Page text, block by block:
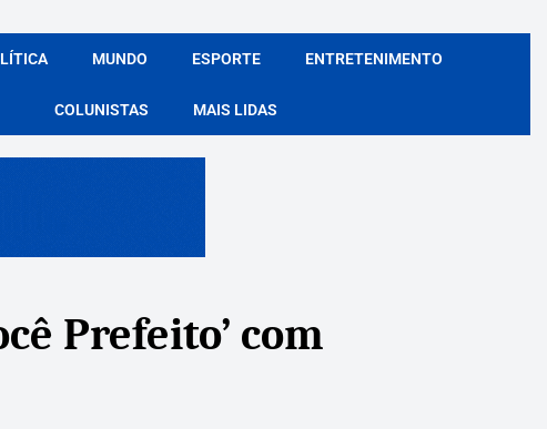
MUNDO ESPORTE ENTRETENIMENTO
COLUNISTAS MAIS LIDAS
Prefeito’ com